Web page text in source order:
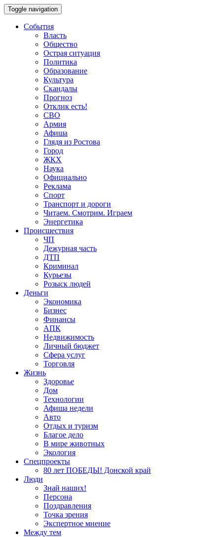
Toggle navigation
События
Власть
Общество
Острая ситуация
Политика
Образование
Культура
Скандалы
Прогноз
Отклик есть!
СВО
Армия
Афиша
Глядя из Ростова
Город
ЖКХ
Наука
Официально
Реклама
Спорт
Транспорт и дороги
Читаем. Смотрим. Играем
Энергетика
Происшествия
ЧП
Дежурная часть
ДТП
Криминал
Курьезы
Розыск людей
Деньги
Экономика
Бизнес
Финансы
АПК
Недвижимость
Личный бюджет
Сфера услуг
Торговля
Жизнь
Здоровье
Дом
Технологии
Афиша недели
Авто
Отдых и туризм
Благое дело
В мире животных
Экология
Спецпроекты
80 лет ПОБЕДЫ! Донской край
Люди
Знай наших!
Персона
Поздравления
Точка зрения
Экспертное мнение
Между тем